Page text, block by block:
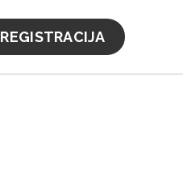
REGISTRACIJA